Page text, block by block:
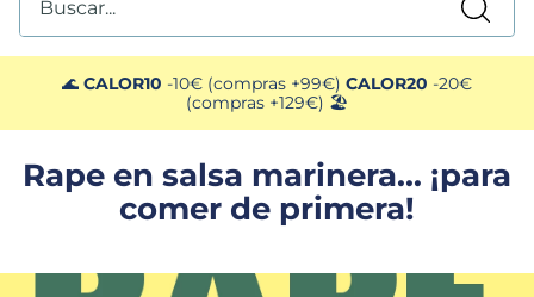
🌊 CALOR10 -10€ (compras +99€) CALOR20 -20€
(compras +129€) 🏖️
Rape en salsa marinera... ¡para
comer de primera!
TÉRMINOS MÁS BUSCADOS
1. helados sirena
2 gambas